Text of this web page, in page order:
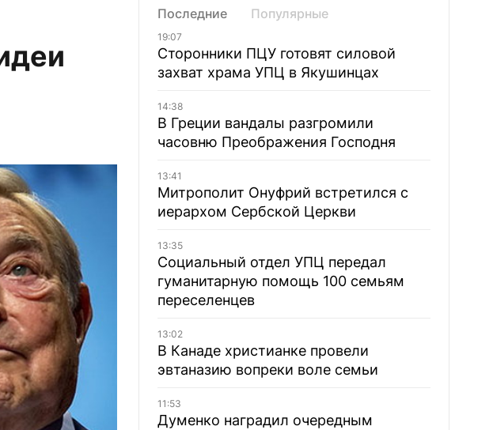
Последние Популярные
19:07
Сторонники ПЦУ готовят силовой
захват храма УПЦ в Якушинцах
14:38
В Греции вандалы разгромили
часовню Преображения Господня
13:41
Митрополит Онуфрий встретился с
иерархом Сербской Церкви
13:35
Социальный отдел УПЦ передал
гуманитарную помощь 100 семьям
переселенцев
13:02
В Канаде христианке провели
эвтаназию вопреки воле семьи
11:53
Думенко наградил очередным